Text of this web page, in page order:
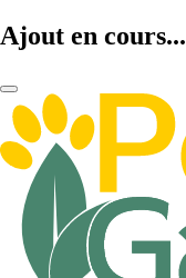
Ajout en cours...